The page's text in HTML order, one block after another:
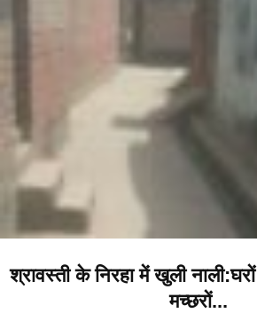
श्रावस्ती के निरहा में खुली
मच्छरों...